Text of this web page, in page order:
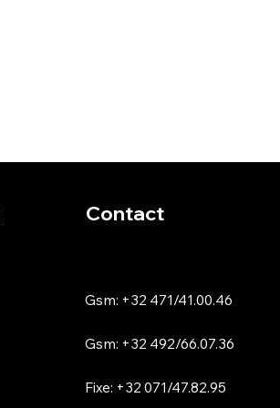
Contact
Gsm: +32 471/41.00.46
Gsm: +32 492/66.07.36
Fixe: +32 071/47.82.95